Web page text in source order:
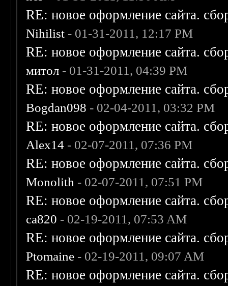
RE: новое оформление сайта.
Nihilist - 01-31-2011, 12:17 PM
RE: новое оформление сайта.
митол - 01-31-2011, 04:39 PM
RE: новое оформление сайта.
Bogdan098 - 02-04-2011, 03:32 PM
RE: новое оформление сайта.
Alex14 - 02-07-2011, 07:36 PM
RE: новое оформление сайта.
Monolith - 02-07-2011, 07:51 PM
RE: новое оформление сайта.
ca820 - 02-19-2011, 07:53 AM
RE: новое оформление сайта.
Ptomaine - 02-19-2011, 09:07 AM
RE: новое оформление сайта.